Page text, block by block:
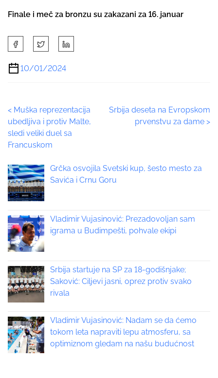
Finale i meč za bronzu su zakazani za 16. januar
h
a
r
h
i
s
p
s
t
o
:
10/01/2024
P
o
s
t
s
a
v
i
g
a
t
i
< Muška reprezentacija
ubedljiva i protiv Malte,
sledi veliki duel sa
Francuskom
Srbija deseta na Evropskom
prvenstvu za dame >
Grčka osvojila Svetski kup, šesto mesto za
Savića i Crnu Goru
Vladimir Vujasinović: Prezadovoljan sam
igrama u Budimpešti, pohvale ekipi
Srbija startuje na SP za 18-godišnjake;
Saković: Ciljevi jasni, oprez protiv svako
rivala
Vladimir Vujasinović: Nadam se da ćemo
tokom leta napraviti lepu atmosferu, sa
optimiznom gledam na našu budućnost